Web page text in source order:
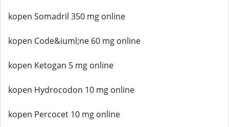
kopen Somadril 350 mg online
kopen Code&iuml;ne 60 mg online
kopen Ketogan 5 mg online
kopen Hydrocodon 10 mg online
kopen Percocet 10 mg online